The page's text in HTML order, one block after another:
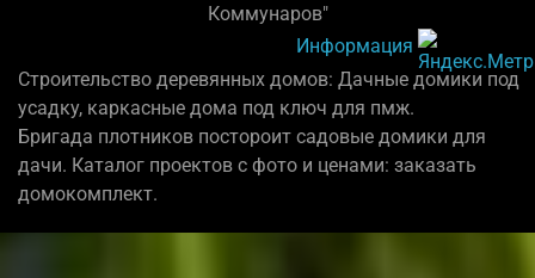
Коммунаров"
Информация
Строительство деревянных домов: Дачные домики под
усадку, каркасные дома под ключ для пмж.
Бригада плотников постороит садовые домики для
дачи. Каталог проектов с фото и ценами: заказать
домокомплект.